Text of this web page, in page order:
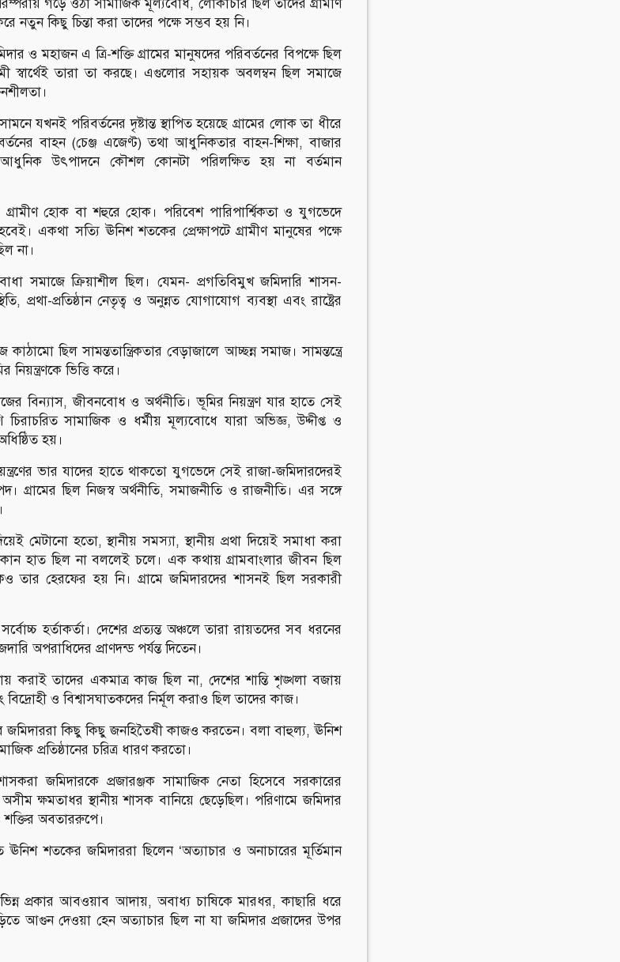
গড়ে ওঠা সামাজিক মূল্যবোধ, লোকাচার ছিল তাদের গ্রামীণ
নতুন কিছু চিন্তা করা তাদের পক্ষে সম্ভব হয় নি।
ও মহাজন এ ত্রি-শক্তি গ্রামের মানুষদের পরিবর্তনের বিপক্ষে ছিল
স্বার্থেই তারা তা করছে। এগুলোর সহায়ক অবলম্বন ছিল সমাজে
সামনে যখনই পরিবর্তনের দৃষ্টান্ত স্থাপিত হয়েছে গ্রামের লোক তা ধীরে
বাহন (চেঞ্জ এজেণ্ট) তথা আধুনিকতার বাহন-শিক্ষা, বাজার
আধুনিক উৎপাদনে কৌশল কোনটা পরিলক্ষিত হয় না বর্তমান
গ্রামীণ হোক বা শহুরে হোক। পরিবেশ পারিপার্শ্বিকতা ও যুগভেদে
একথা সত্যি ঊনিশ শতকের প্রেক্ষাপটে গ্রামীণ মানুষের পক্ষে
না।
সমাজে ক্রিয়াশীল ছিল। যেমন- প্রগতিবিমুখ জমিদারি শাসন-
প্রথা-প্রতিষ্ঠান নেতৃত্ব ও অনুন্নত যোগাযোগ ব্যবস্থা এবং রাষ্ট্রের
ছিল সামন্ততান্ত্রিকতার বেড়াজালে আচ্ছন্ন সমাজ। সামন্তন্ত্রে
নিয়ন্ত্রণকে ভিত্তি করে।
বিন্যাস, জীবনবোধ ও অর্থনীতি। ভূমির নিয়ন্ত্রণ যার হাতে সেই
সামাজিক ও ধর্মীয় মূল্যবোধে যারা অভিজ্ঞ, উদ্দীপ্ত ও
হয়।
ভার যাদের হাতে থাকতো যুগভেদে সেই রাজা-জমিদারদেরই
গ্রামের ছিল নিজস্ব অর্থনীতি, সমাজনীতি ও রাজনীতি। এর সঙ্গে
মেটানো হতো, স্থানীয় সমস্যা, স্থানীয় প্রথা দিয়েই সমাধা করা
হাত ছিল না বললেই চলে। এক কথায় গ্রামবাংলার জীবন ছিল
তার হেরফের হয় নি। গ্রামে জমিদারদের শাসনই ছিল সরকারী
হর্তাকর্তা। দেশের প্রত্যন্ত অঞ্চলে তারা রায়তদের সব ধরনের
অপরাধিদের প্রাণদন্ড পর্যন্ত দিতেন।
করাই তাদের একমাত্র কাজ ছিল না, দেশের শান্তি শৃঙ্খলা বজায়
ও বিশ্বাসঘাতকদের নির্মূল করাও ছিল তাদের কাজ।
জমিদাররা কিছু কিছু জনহিতৈষী কাজও করতেন। বলা বাহুল্য, ঊনিশ
প্রতিষ্ঠানের চরিত্র ধারণ করতো।
জমিদারকে প্রজারঞ্জক সামাজিক নেতা হিসেবে সরকারের
ক্ষমতাধর স্থানীয় শাসক বানিয়ে ছেড়েছিল। পরিণামে জমিদার
শক্তির অবতাররুপে।
ঊনিশ শতকের জমিদাররা ছিলেন ‘অত্যাচার ও অনাচারের মূর্তিমান
প্রকার আবওয়াব আদায়, অবাধ্য চাষিকে মারধর, কাছারি ধরে
আগুন দেওয়া হেন অত্যাচার ছিল না যা জমিদার প্রজাদের উপর